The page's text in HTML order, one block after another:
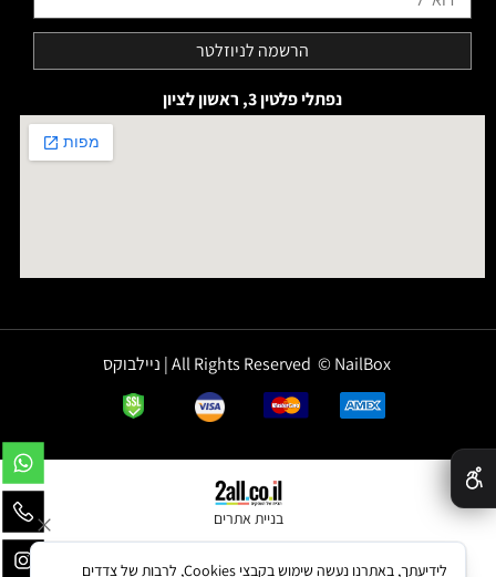
נפתלי פלטין 3, ראשון לציון
All Rights Reserved © NailBox | ניילבוקס
בניית אתרים
לידיעתך, באתרנו נעשה שימוש בקבצי Cookies, לרבות של צדדים